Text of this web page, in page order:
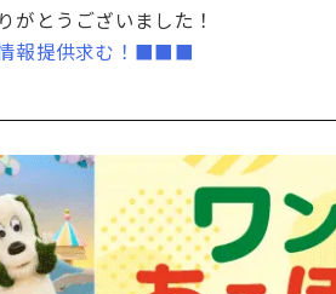
がとうございました！
提供求む！■■■